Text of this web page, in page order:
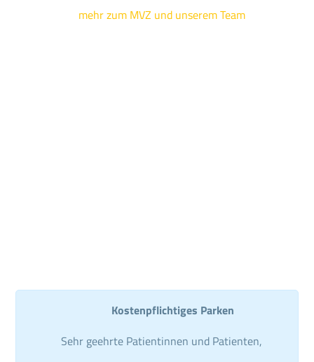
mehr zum MVZ und unserem Team
Kostenpflichtiges Parken
Sehr geehrte Patientinnen und Patienten,